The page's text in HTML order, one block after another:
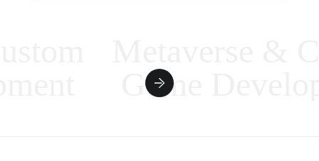
Game